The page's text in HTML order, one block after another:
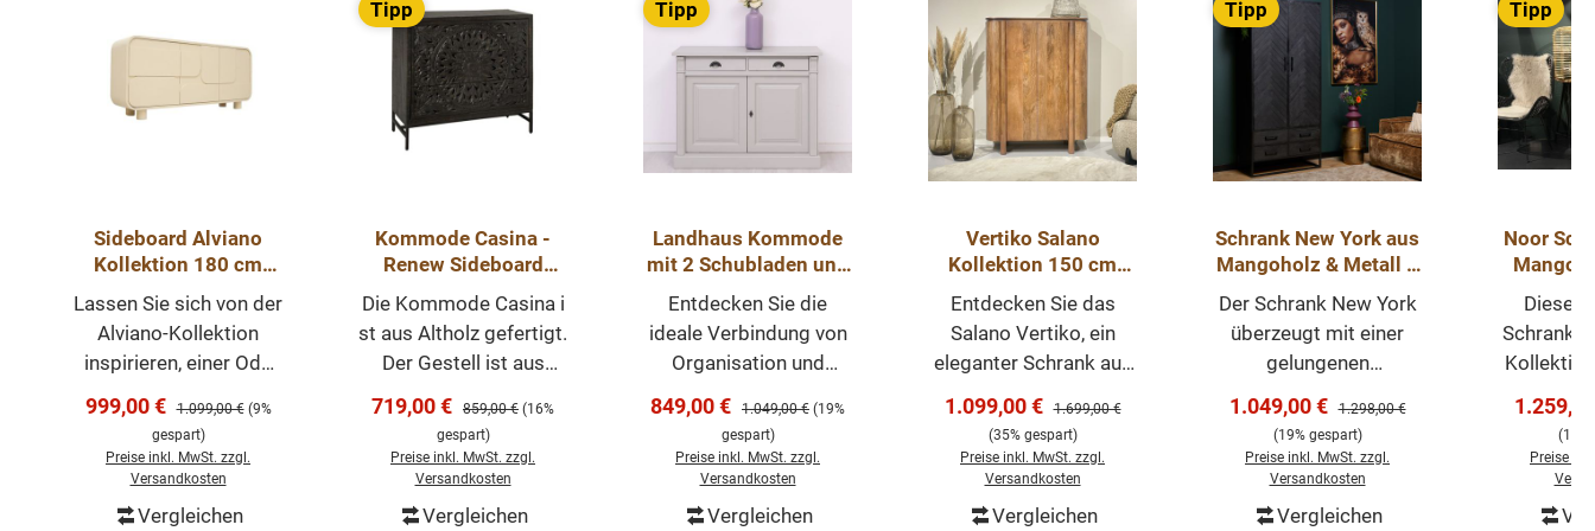
Sideboard Alviano
Kollektion 180 cm
Steinoptik
Lassen Sie sich von der
Alviano-Kollektion
inspirieren, einer Ode
Wohnstil. Japandi –
der Wohnstil, der das
Beste aus Japan und
Skandinavien
Verkaufspreis:
999,00 € Regulärer Preis:
1.099,00 € (9%
gespart)
Preise inkl. MwSt. zzgl.
Versandkosten
Vergleichen
Tipp
Kommode Casina -
Renew Sideboard
100cm
Die Kommode Casina i
st aus Altholz gefertigt.
Der Gestell ist aus
hat drei Schubladen,
sehr praktisch, um alle
möglichen Dinge zu
verstauen. Außerdem
Verkaufspreis:
719,00 € Regulärer Preis:
859,00 € (16%
gespart)
Preise inkl. MwSt. zzgl.
Versandkosten
Vergleichen
Tipp
Landhaus Kommode
mit 2 Schubladen und
2 Türen - Massivholz
Entdecken Sie die
ideale Verbindung von
Organisation und
unserem vielseitig
einsetzbarer
Kommode. Dieses
Möbelstück vereint auf
Verkaufspreis:
849,00 € Regulärer Preis:
1.049,00 € (19%
gespart)
Preise inkl. MwSt. zzgl.
Versandkosten
Vergleichen
Vertiko Salano
Kollektion 150 cm
Mangoholz
Entdecken Sie das
Salano Vertiko, ein
eleganter Schrank aus
mit dezenten,
abgerundeten Details
und markanten Beinen.
Dieses Vertiko vereint
Verkaufspreis:
1.099,00 € Regulärer Preis:
1.699,00 €
(35% gespart)
Preise inkl. MwSt. zzgl.
Versandkosten
Vergleichen
Tipp
Schrank New York aus
Mangoholz & Metall –
2 Türen, 4
Schubladen,
90x45x200 cm
Der Schrank New York
überzeugt mit einer
gelungenen
massivem Mangoholz
und schwarzem Metall
– ein Möbelstück, das
den urbanen Industrial
Verkaufspreis:
1.049,00 € Regulärer Preis:
1.298,00 €
(19% gespart)
Preise inkl. MwSt. zzgl.
Versandkosten
Vergleichen
Tipp
Noor
Retro-
Dieser
Schrank
von
(19%
Preise